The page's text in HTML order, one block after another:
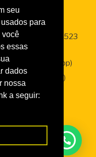
seu
para
você
essas
dados
nossa
a seguir:
(95) 99147- 2523
2338 (WhatsApp)
2287 (WhatsApp)